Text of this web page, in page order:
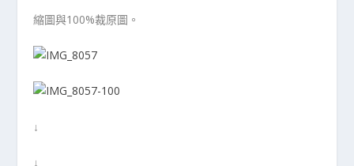
縮圖與100%裁原圖。
↓
↓